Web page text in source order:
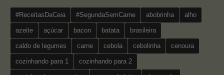
#ReceitasDaCeia #SegundaSemCarne abobrinha alho
azeite açúcar bacon batata brasileira
caldo de legumes carne cebola cebolinha cenoura
cozinhando para 1 cozinhando para 2